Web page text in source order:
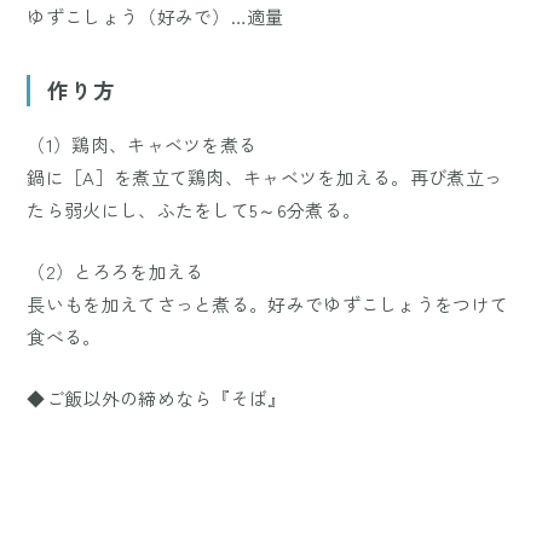
ゆずこしょう（好みで）…適量
作り方
（1）鶏肉、キャベツを煮る
鍋に［A］を煮立て鶏肉、キャベツを加える。再び煮立っ
たら弱火にし、ふたをして5～6分煮る。
（2）とろろを加える
長いもを加えてさっと煮る。好みでゆずこしょうをつけて
食べる。
◆ご飯以外の締めなら『そば』